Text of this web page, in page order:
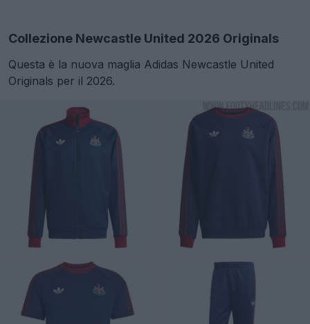
Collezione Newcastle United 2026 Originals
Questa è la nuova maglia Adidas Newcastle United
Originals per il 2026.